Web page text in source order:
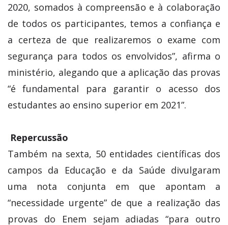
2020, somados à compreensão e à colaboração
de todos os participantes, temos a confiança e
a certeza de que realizaremos o exame com
segurança para todos os envolvidos”, afirma o
ministério, alegando que a aplicação das provas
“é fundamental para garantir o acesso dos
estudantes ao ensino superior em 2021”.
Repercussão
Também na sexta, 50 entidades científicas dos
campos da Educação e da Saúde divulgaram
uma nota conjunta em que apontam a
“necessidade urgente” de que a realização das
provas do Enem sejam adiadas “para outro